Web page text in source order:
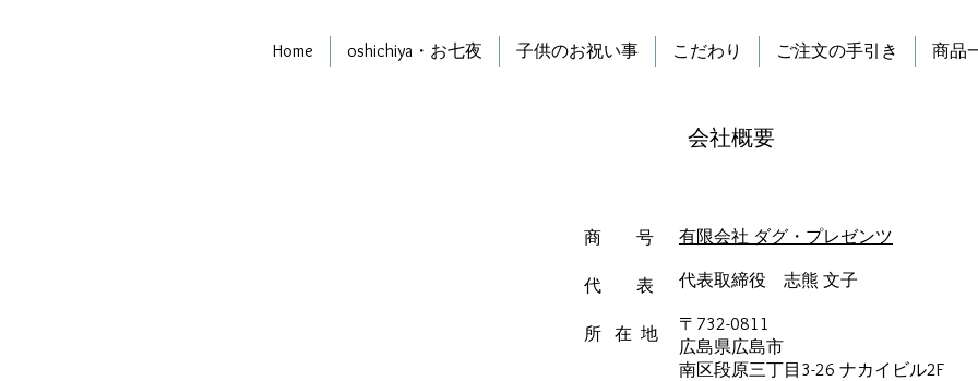
Home oshichiya・お七夜 子供のお祝い事 こだわり ご注文の手引き 商品
会社概要
商 号
代 表
所 在 地
有限会社 ダグ・プレゼンツ
代表取締役 志熊 文子
〒732-0811
広島県広島市
南区段原三丁目3-26 ナカイビル2F